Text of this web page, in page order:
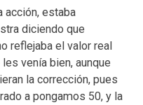
acción, estaba
diciendo que
reflejaba el valor real
venía bien, aunque
la corrección, pues
a pongamos 50, y la